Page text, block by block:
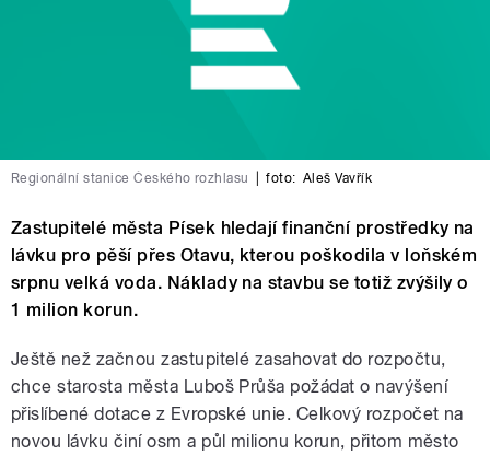
Regionální stanice Českého rozhlasu foto: Aleš Vavřík
Zastupitelé města Písek hledají finanční prostředky na
lávku pro pěší přes Otavu, kterou poškodila v loňském
srpnu velká voda. Náklady na stavbu se totiž zvýšily o
1 milion korun.
Ještě než začnou zastupitelé zasahovat do rozpočtu,
chce starosta města Luboš Průša požádat o navýšení
přislíbené dotace z Evropské unie. Celkový rozpočet na
novou lávku činí osm a půl milionu korun, přitom město